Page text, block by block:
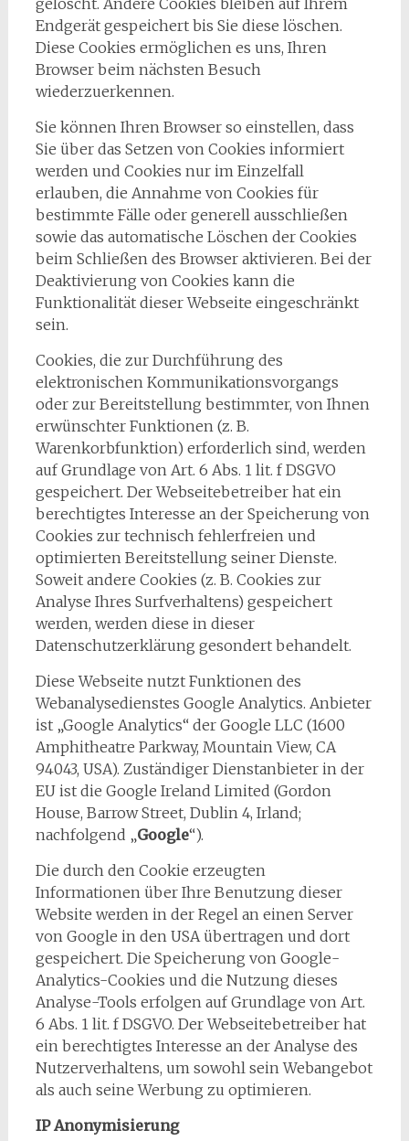
gelöscht. Andere Cookies bleiben auf Ihrem
Endgerät gespeichert bis Sie diese löschen.
Diese Cookies ermöglichen es uns, Ihren
Browser beim nächsten Besuch
wiederzuerkennen.
Sie können Ihren Browser so einstellen, dass
Sie über das Setzen von Cookies informiert
werden und Cookies nur im Einzelfall
erlauben, die Annahme von Cookies für
bestimmte Fälle oder generell ausschließen
sowie das automatische Löschen der Cookies
beim Schließen des Browser aktivieren. Bei der
Deaktivierung von Cookies kann die
Funktionalität dieser Webseite eingeschränkt
sein.
Cookies, die zur Durchführung des
elektronischen Kommunikationsvorgangs
oder zur Bereitstellung bestimmter, von Ihnen
erwünschter Funktionen (z. B.
Warenkorbfunktion) erforderlich sind, werden
auf Grundlage von Art. 6 Abs. 1 lit. f DSGVO
gespeichert. Der Webseitebetreiber hat ein
berechtigtes Interesse an der Speicherung von
Cookies zur technisch fehlerfreien und
optimierten Bereitstellung seiner Dienste.
Soweit andere Cookies (z. B. Cookies zur
Analyse Ihres Surfverhaltens) gespeichert
werden, werden diese in dieser
Datenschutzerklärung gesondert behandelt.
Diese Webseite nutzt Funktionen des
Webanalysedienstes Google Analytics. Anbieter
ist „Google Analytics“ der Google LLC (1600
Amphitheatre Parkway, Mountain View, CA
94043, USA). Zuständiger Dienstanbieter in der
EU ist die Google Ireland Limited (Gordon
House, Barrow Street, Dublin 4, Irland;
nachfolgend „Google“).
Die durch den Cookie erzeugten
Informationen über Ihre Benutzung dieser
Website werden in der Regel an einen Server
von Google in den USA übertragen und dort
gespeichert. Die Speicherung von Google-
Analytics-Cookies und die Nutzung dieses
Analyse-Tools erfolgen auf Grundlage von Art.
6 Abs. 1 lit. f DSGVO. Der Webseitebetreiber hat
ein berechtigtes Interesse an der Analyse des
Nutzerverhaltens, um sowohl sein Webangebot
als auch seine Werbung zu optimieren.
IP Anonymisierung